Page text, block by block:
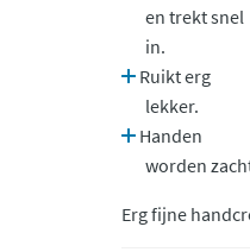
en trekt snel
in.
Ruikt erg
lekker.
Handen
worden
Erg fijne